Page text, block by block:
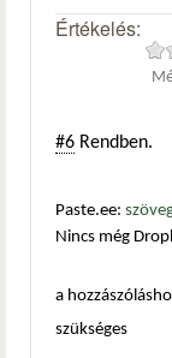
Értékelés:
#6 Rendben.
Paste.ee:
Nincs még
a
szükséges